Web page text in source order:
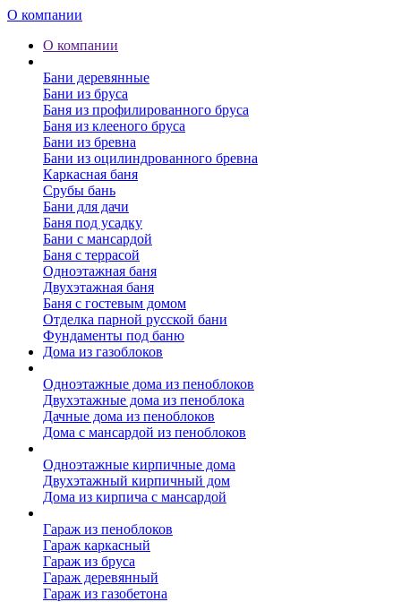
О компании
О компании
Бани деревянные
Бани из бруса
Баня из профилированного бруса
Баня из клееного бруса
Бани из бревна
Бани из оцилиндрованного бревна
Каркасная баня
Срубы бань
Бани для дачи
Баня под усадку
Бани с мансардой
Баня с террасой
Одноэтажная баня
Двухэтажная баня
Баня с гостевым домом
Отделка парной русской бани
Фундаменты под баню
Дома из газоблоков
Одноэтажные дома из пеноблоков
Двухэтажные дома из пеноблока
Дачные дома из пеноблоков
Дома с мансардой из пеноблоков
Одноэтажные кирпичные дома
Двухэтажный кирпичный дом
Дома из кирпича с мансардой
Гараж из пеноблоков
Гараж каркасный
Гараж из бруса
Гараж деревянный
Гараж из газобетона